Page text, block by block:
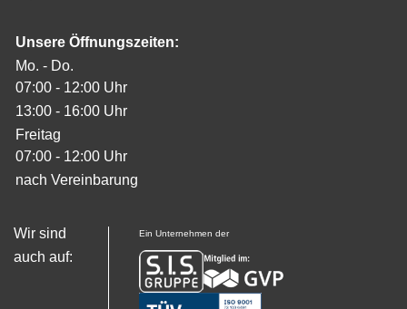
Unsere Öffnungszeiten:
Mo. - Do.
07:00 - 12:00 Uhr
13:00 - 16:00 Uhr
Freitag
07:00 - 12:00 Uhr
nach Vereinbarung
Wir sind
auch auf:
Ein Unternehmen der